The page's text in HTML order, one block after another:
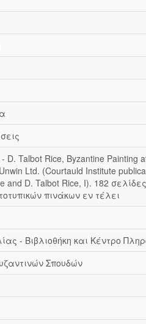
- D. Talbot Rice, Byzantine Painting
Ltd. (Courtauld Institute
and D. Talbot Rice, I). 182
πινάκων εν τέλει
- Βιβλιοθήκη και Κέντρο
Σπουδών